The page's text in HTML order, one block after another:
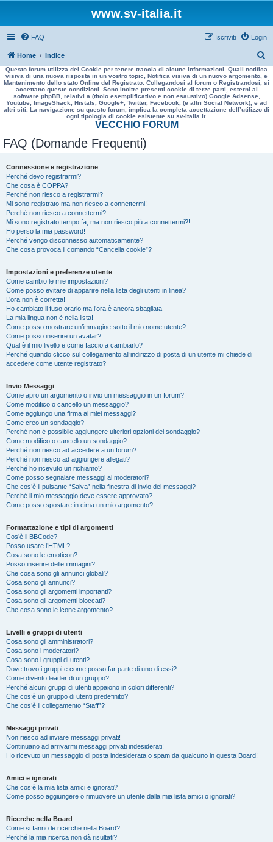
www.sv-italia.it
FAQ Login
Iscriviti
Home Indice
e
r
a
Questo forum utilizza dei Cookie per tenere traccia di alcune informazioni. Quali notifica
visiva di una nuova risposta in un vostro topic, Notifica visiva di un nuovo argomento, e
Mantenimento dello stato Online del Registrato. Collegandosi al forum o Registrandosi, si
accettano queste condizioni. Sono inoltre presenti cookie di terze parti, esterni al
software phpBB, relativi a (titolo esemplificativo e non esaustivo) Google Adsense,
Youtube, ImageShack, Histats, Google+, Twitter, Facebook, (e altri Social Network), e ad
altri siti. La navigazione su questo forum, implica la completa accettazione dell’utilizzo di
ogni tipologia di cookie esistente su sv-italia.it.
VECCHIO FORUM
FAQ (Domande Frequenti)
Connessione e registrazione
Perché devo registrarmi?
Che cosa è COPPA?
Perché non riesco a registrarmi?
Mi sono registrato ma non riesco a connettermi!
Perché non riesco a connettermi?
Mi sono registrato tempo fa, ma non riesco più a connettermi?!
Ho perso la mia password!
Perché vengo disconnesso automaticamente?
Che cosa provoca il comando “Cancella cookie”?
Impostazioni e preferenze utente
Come cambio le mie impostazioni?
Come posso evitare di apparire nella lista degli utenti in linea?
L’ora non è corretta!
Ho cambiato il fuso orario ma l’ora è ancora sbagliata
La mia lingua non è nella lista!
Come posso mostrare un’immagine sotto il mio nome utente?
Come posso inserire un avatar?
Qual è il mio livello e come faccio a cambiarlo?
Perché quando clicco sul collegamento all’indirizzo di posta di un utente mi chiede di
accedere come utente registrato?
Invio Messaggi
Come apro un argomento o invio un messaggio in un forum?
Come modifico o cancello un messaggio?
Come aggiungo una firma ai miei messaggi?
Come creo un sondaggio?
Perché non è possibile aggiungere ulteriori opzioni del sondaggio?
Come modifico o cancello un sondaggio?
Perché non riesco ad accedere a un forum?
Perché non riesco ad aggiungere allegati?
Perché ho ricevuto un richiamo?
Come posso segnalare messaggi ai moderatori?
Che cos’è il pulsante “Salva” nella finestra di invio dei messaggi?
Perché il mio messaggio deve essere approvato?
Come posso spostare in cima un mio argomento?
Formattazione e tipi di argomenti
Cos’è il BBCode?
Posso usare l’HTML?
Cosa sono le emoticon?
Posso inserire delle immagini?
Che cosa sono gli annunci globali?
Cosa sono gli annunci?
Cosa sono gli argomenti importanti?
Cosa sono gli argomenti bloccati?
Che cosa sono le icone argomento?
Livelli e gruppi di utenti
Cosa sono gli amministratori?
Cosa sono i moderatori?
Cosa sono i gruppi di utenti?
Dove trovo i gruppi e come posso far parte di uno di essi?
Come divento leader di un gruppo?
Perché alcuni gruppi di utenti appaiono in colori differenti?
Che cos’è un gruppo di utenti predefinito?
Che cos’è il collegamento “Staff”?
Messaggi privati
Non riesco ad inviare messaggi privati!
Continuano ad arrivarmi messaggi privati indesiderati!
Ho ricevuto un messaggio di posta indesiderata o spam da qualcuno in questa Board!
Amici e ignorati
Che cos’è la mia lista amici e ignorati?
Come posso aggiungere o rimuovere un utente dalla mia lista amici o ignorati?
Ricerche nella Board
Come si fanno le ricerche nella Board?
Perché la mia ricerca non dà risultati?